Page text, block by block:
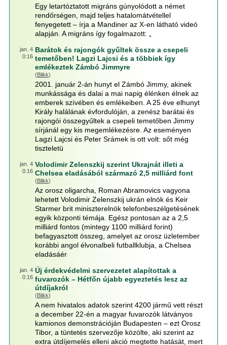
Egy letartóztatott migráns gúnyolódott a német
rendőrségen, majd teljes hatalomátvétellel
fenyegetett – írja a Mandiner az X-en látható videó
alapján. A migráns így fogalmazott: „
jan. 4
0:16
Barátok és rajongók gyűltek össze a csepeli
temetőben! Lagzi Lajcsi és a többiek így
emlékeztek Zámbó Jimmyre
(Blikk)
2001. január 2-án hunyt el Zámbó Jimmy, akinek
munkássága és dalai a mai napig élénken élnek az
emberek szívében és emlékeiben. A 25 éve elhunyt
Király halálának évfordulóján, a zenész barátai és
rajongói összegyűltek a csepeli temetőben Jimmy
sírjánál egy kis megemlékezésre. Az eseményen
Lagzi Lajcsi és Peter Srámek is ott volt: sőt még
tiszteletü
jan. 4
0:16
Volodimir Zelenszkij szerint Ukrajnát illeti a
Chelsea eladásából származó 2,5 milliárd font
(Blikk)
Az orosz oligarcha, Roman Abramovics vagyona
lehetett Volodimir Zelenszkij ukrán elnök és Keir
Starmer brit miniszterelnök telefonbeszélgetésének
egyik központi témája. Egész pontosan az a 2,5
milliárd fontos (mintegy 1100 milliárd forint)
befagyasztott összeg, amelyet az orosz üzletember
korábbi angol élvonalbeli futballklubja, a Chelsea
eladásáér
jan. 4
0:16
Új érdekvédelmi szervezetet alapítottak a
fuvarozók – Hétfőn újabb egyeztetés lesz az
útdíjakról
(Blikk)
A nem hivatalos adatok szerint 4200 jármű vett részt
a december 22-én a magyar fuvarozók látványos
kamionos demonstrációján Budapesten – ezt Orosz
Tibor, a tüntetés szervezője közölte, aki szerint az
extra útdíjemelés elleni akció megtette hatását, mert